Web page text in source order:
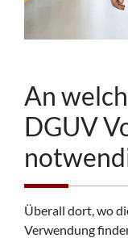
An
DGUV
Überall dort, wo
Verwendung